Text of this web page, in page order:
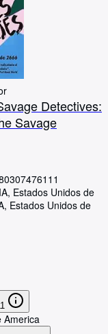
Detectives:
Savage
Estados Unidos de
Estados Unidos de
America